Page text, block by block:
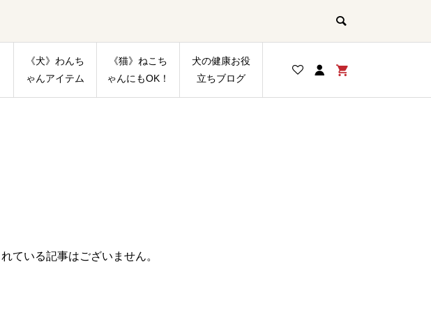
《犬》わんち
ゃんアイテム
《猫》ねこち
ゃんにもOK！
犬の健康お役
立ちブログ
ている記事はございません。